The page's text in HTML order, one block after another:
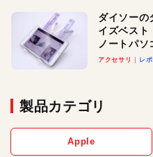
ダイソーの
イズベスト
ノートパ
べる楽しさ
アクセサリ レポ
製品カテゴリ
Apple